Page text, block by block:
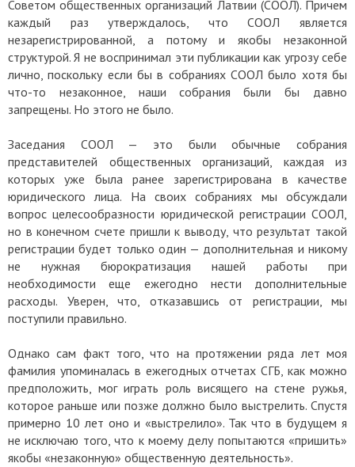
Советом общественных организаций Латвии (СООЛ). Причем
каждый раз утверждалось, что СООЛ является
незарегистрированной, а потому и якобы незаконной
структурой. Я не воспринимал эти публикации как угрозу себе
лично, поскольку если бы в собраниях СООЛ было хотя бы
что-то незаконное, наши собрания были бы давно
запрещены. Но этого не было.
Заседания СООЛ — это были обычные собрания
представителей общественных организаций, каждая из
которых уже была ранее зарегистрирована в качестве
юридического лица. На своих собраниях мы обсуждали
вопрос целесообразности юридической регистрации СООЛ,
но в конечном счете пришли к выводу, что результат такой
регистрации будет только один — дополнительная и никому
не нужная бюрократизация нашей работы при
необходимости еще ежегодно нести дополнительные
расходы. Уверен, что, отказавшись от регистрации, мы
поступили правильно.
Однако сам факт того, что на протяжении ряда лет моя
фамилия упоминалась в ежегодных отчетах СГБ, как можно
предположить, мог играть роль висящего на стене ружья,
которое раньше или позже должно было выстрелить. Спустя
примерно 10 лет оно и «выстрелило». Так что в будущем я
не исключаю того, что к моему делу попытаются «пришить»
якобы «незаконную» общественную деятельность».